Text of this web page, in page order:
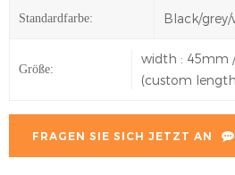
Standardfarbe: Black/
Größe:
width : 45mm
(custom
FRAGEN SIE SICH JETZT AN